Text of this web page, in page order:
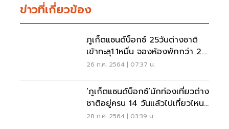
ข่าวที่เกี่ยวข้อง
ภูเก็ตแซนด์บ็อกซ์ 25วันต่างชาติ
เข้าทะลุ1.1หมื่น จองห้องพักกว่า 2.7
แสนคืน
26 ก.ค. 2564 | 07:37 น.
‘ภูเก็ตแซนด์บ็อกซ์’นักท่องเที่ยวต่าง
ชาติอยู่ครบ 14 วันแล้วไปเที่ยวไหน
ต่อ
28 ก.ค. 2564 | 03:39 น.